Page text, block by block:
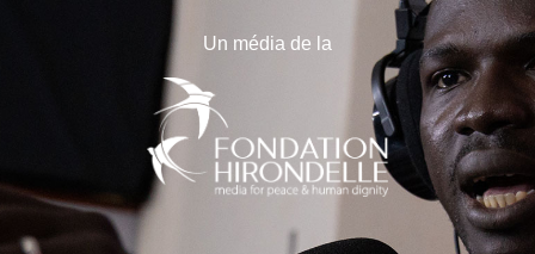
Un média de la